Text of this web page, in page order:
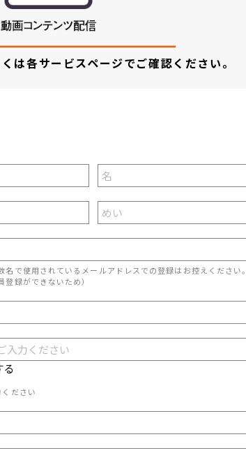
は各サービスページでご確認ください。
名で使用されているメールアドレスでの登録はお控えください。
登録ができないため）
る
ださい